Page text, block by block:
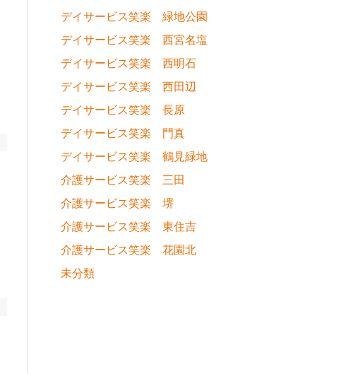
デイサービス笑楽 緑地公園
デイサービス笑楽 西宮名塩
デイサービス笑楽 西明石
デイサービス笑楽 西田辺
デイサービス笑楽 長原
デイサービス笑楽 門真
デイサービス笑楽 鶴見緑地
介護サービス笑楽 三田
介護サービス笑楽 堺
介護サービス笑楽 東住吉
介護サービス笑楽 花園北
未分類